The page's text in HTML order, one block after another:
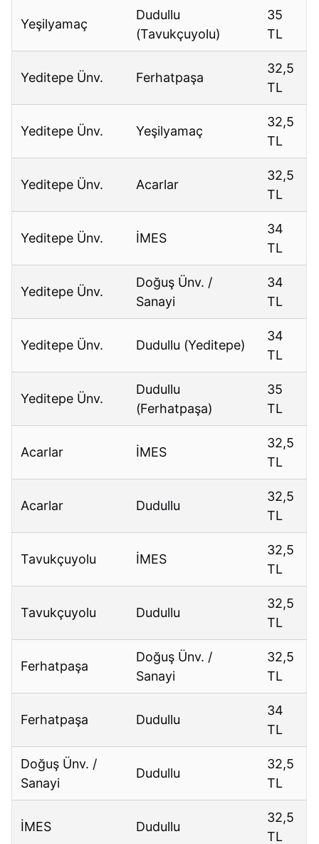
Yeşilyamaç
Dudullu
(Tavukçuyolu)
35
TL
Yeditepe Ünv. Ferhatpaşa
32,5
TL
Yeditepe Ünv. Yeşilyamaç
32,5
TL
Yeditepe Ünv. Acarlar
32,5
TL
Yeditepe Ünv. İMES
34
TL
Yeditepe Ünv.
Doğuş Ünv. /
Sanayi
34
TL
Yeditepe Ünv. Dudullu (Yeditepe)
34
TL
Yeditepe Ünv.
Dudullu
(Ferhatpaşa)
35
TL
Acarlar İMES
32,5
TL
Acarlar Dudullu
32,5
TL
Tavukçuyolu İMES
32,5
TL
Tavukçuyolu Dudullu
32,5
TL
Ferhatpaşa
Doğuş Ünv. /
Sanayi
32,5
TL
Ferhatpaşa Dudullu
34
TL
Doğuş Ünv. /
Sanayi
Dudullu
32,5
TL
İMES Dudullu
32,5
TL